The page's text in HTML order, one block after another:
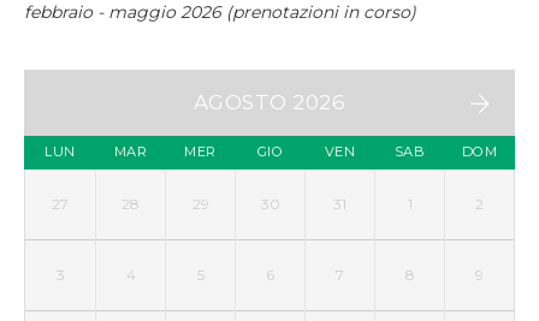
febbraio - maggio 2026 (prenotazioni in corso)
AGOSTO 2026
LUN MAR MER GIO VEN SAB DOM
27 28 29 30 31 1 2
3 4 5 6 7 8 9